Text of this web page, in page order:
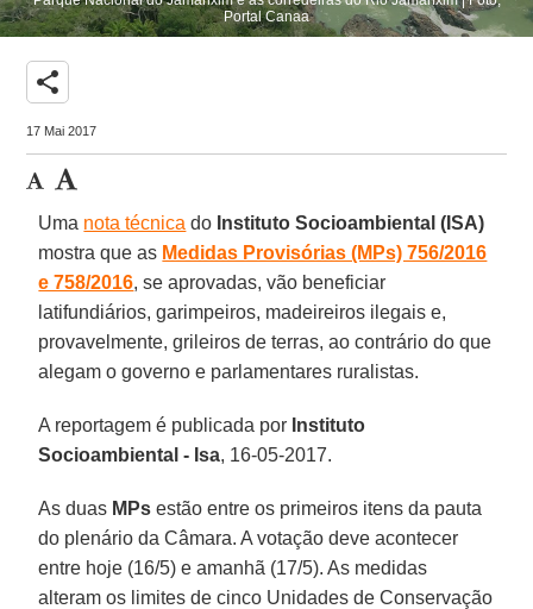
Portal Canaa
share
17 Mai 2017
Uma nota técnica do Instituto Socioambiental (ISA)
mostra que as Medidas Provisórias (MPs) 756/2016
e 758/2016, se aprovadas, vão beneficiar
latifundiários, garimpeiros, madeireiros ilegais e,
provavelmente, grileiros de terras, ao contrário do que
alegam o governo e parlamentares ruralistas.
A reportagem é publicada por Instituto
Socioambiental - Isa, 16-05-2017.
As duas MPs estão entre os primeiros itens da pauta
do plenário da Câmara. A votação deve acontecer
entre hoje (16/5) e amanhã (17/5). As medidas
alteram os limites de cinco Unidades de Conservação